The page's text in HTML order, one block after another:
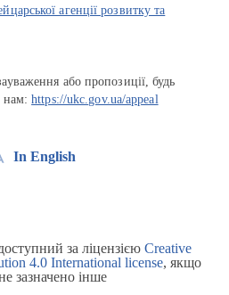
агенції розвитку та
або пропозиції, будь
нам:https://ukc.gov.ua/appeal
In English
за ліцензією Creative
4.0 International license, якщо
зазначено інше